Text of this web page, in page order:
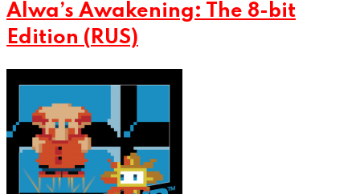
Alwa’s Awakening: The 8-bit
Edition (RUS)